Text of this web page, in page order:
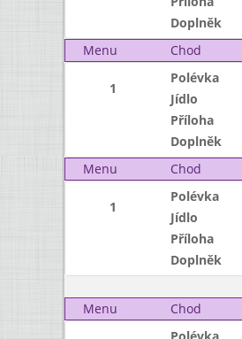
Doplněk
Menu
Chod
1
Polévka
Jídlo
Příloha
Doplněk
Menu
Chod
1
Polévka
Jídlo
Příloha
Doplněk
Menu
Chod